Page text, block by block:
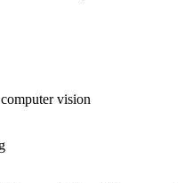
vision